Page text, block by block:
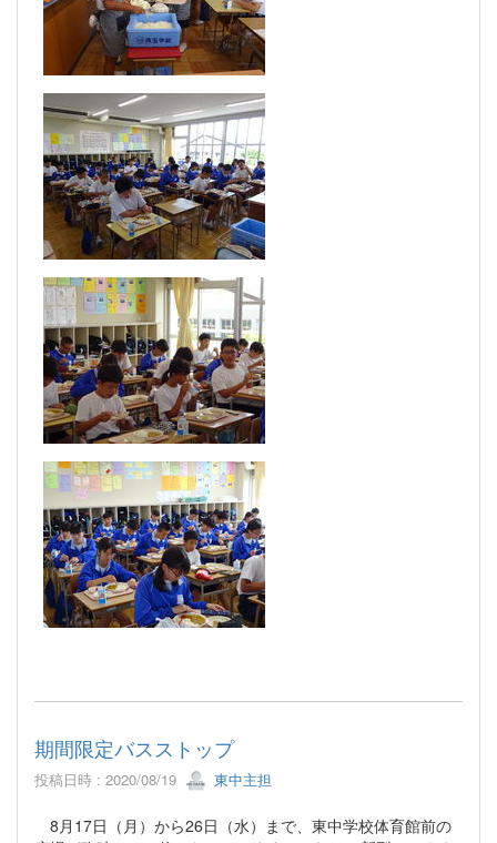
期間限定バスストップ
投稿日時 : 2020/08/19 東中主担
8月17日（月）から26日（水）まで、東中学校体育館前の